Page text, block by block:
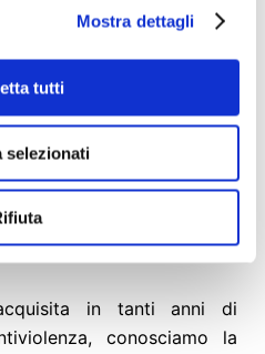
Mostra dettagli
tutti
selezionati
sulla Violenza contro le
fenomeno. L’elaborazione
di sviluppare studi che
per Enti e Istituzioni
e di contrasto.
acquisita in tanti anni di
conosciamo la